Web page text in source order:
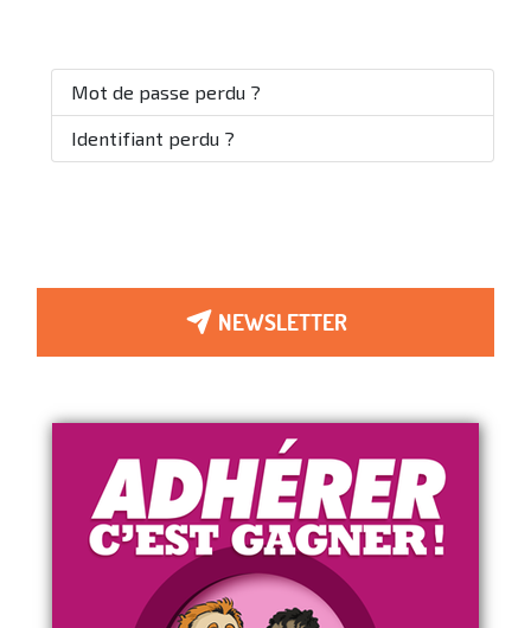
Mot de passe perdu ?
Identifiant perdu ?
NEWSLETTER